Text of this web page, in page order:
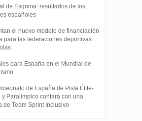
de Esgrima: resultados de los
españoles
el nuevo modelo de financiación
para las federaciones deportivas
para España en el Mundial de
de España de Pista Élite-
y Paralímpico contará con una
de Team Sprint Inclusivo